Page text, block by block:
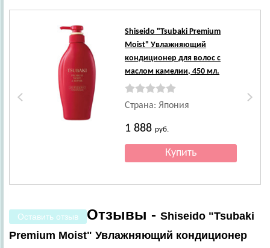
Shiseido "Tsubaki Premium
Moist" Увлажняющий
кондиционер для волос с
маслом камелии, 450 мл.
Страна: Япония
1 888руб.
Оставить отзыв Отзывы - Shiseido "Tsubaki
Premium Moist" Увлажняющий кондиционер